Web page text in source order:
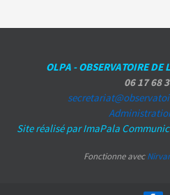
OLPA - OBSERVATOIRE DE
06 17 68
Site réalisé par ImaPala
Fonctionne avec